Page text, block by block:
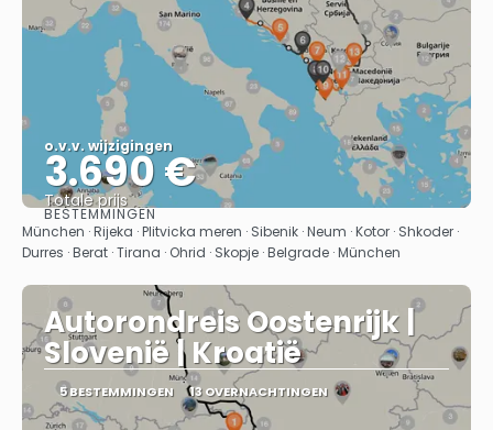
o.v.v. wijzigingen
3.690 €
Totale prijs
Bekijk
BESTEMMINGEN
München · Rijeka · Plitvicka meren · Sibenik · Neum · Kotor · Shkoder ·
Durres · Berat · Tirana · Ohrid · Skopje · Belgrade · München
Autorondreis Oostenrijk |
Slovenië | Kroatië
5 BESTEMMINGEN 13 OVERNACHTINGEN